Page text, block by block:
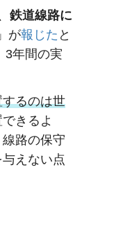
鉄道線路に
が報じた と
3年間の実
るのは世
きるよ
路の保守
えない点